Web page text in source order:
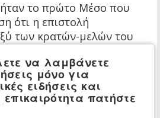
το πρώτο Μέσο που
ότι η επιστολή
των κρατών-μελών του
να λαμβάνετε
μόνο για
ειδήσεις και
επικαιρότητα πατήστε